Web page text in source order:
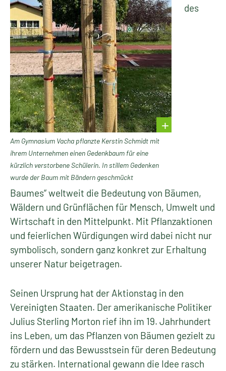
Am Gymnasium Vacha pflanzte Kerstin Schmidt mit
ihrem Unternehmen einen Gedenkbaum für eine
kürzlich verstorbene Schülerin. In stillem Gedenken
wurde der Baum mit Bändern geschmückt
des
Baumes“ weltweit die Bedeutung von Bäumen,
Wäldern und Grünflächen für Mensch, Umwelt und
Wirtschaft in den Mittelpunkt. Mit Pflanzaktionen
und feierlichen Würdigungen wird dabei nicht nur
symbolisch, sondern ganz konkret zur Erhaltung
unserer Natur beigetragen.
Seinen Ursprung hat der Aktionstag in den
Vereinigten Staaten. Der amerikanische Politiker
Julius Sterling Morton rief ihn im 19. Jahrhundert
ins Leben, um das Pflanzen von Bäumen gezielt zu
fördern und das Bewusstsein für deren Bedeutung
zu stärken. International gewann die Idee rasch